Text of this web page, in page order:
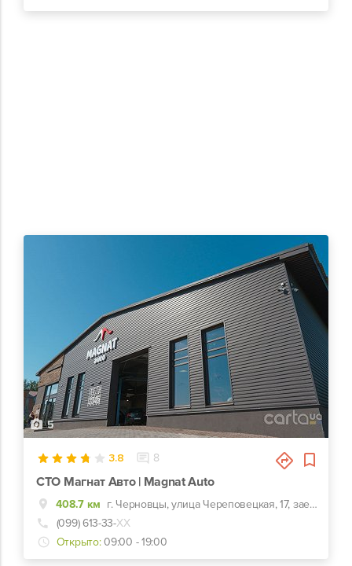
5
3.8 8
СТО Магнат Авто | Magnat Auto
408.7 км
г. Черновцы, улица Череповецкая, 17, заезд с ул. Комунальников
(099) 613-33-ХХ
Открыто: 09:00 - 19:00